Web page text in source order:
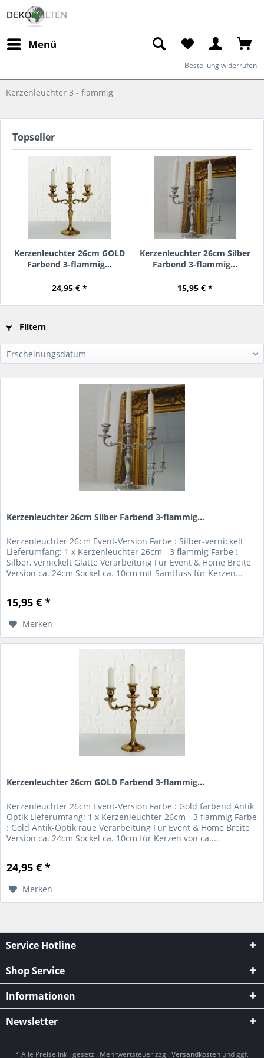
Menü
Bestellung widerrufen
Kerzenleuchter 3 - flammig
Topseller
Kerzenleuchter 26cm GOLD
Farbend 3-flammig...
24,95 € *
Kerzenleuchter 26cm Silber
Farbend 3-flammig...
15,95 € *
Filtern
Kerzenleuchter 26cm Silber Farbend 3-flammig...
Kerzenleuchter 26cm Event-Version Farbe : Silber-vernickelt
Lieferumfang: 1 x Kerzenleuchter 26cm - 3 flammig Farbe :
Silber, vernickelt Glatte Verarbeitung Für Event & Home Breite
Version ca. 24cm Sockel ca. 10cm mit Samtfuss für Kerzen...
15,95 € *
Merken
Kerzenleuchter 26cm GOLD Farbend 3-flammig...
Kerzenleuchter 26cm Event-Version Farbe : Gold farbend Antik
Optik Lieferumfang: 1 x Kerzenleuchter 26cm - 3 flammig Farbe
: Gold Antik-Optik raue Verarbeitung Für Event & Home Breite
Version ca. 24cm Sockel ca. 10cm für Kerzen von ca....
24,95 € *
Merken
Service Hotline
Shop Service
Informationen
Newsletter
* Alle Preise inkl. gesetzl. Mehrwertsteuer zzgl. Versandkosten und ggf.